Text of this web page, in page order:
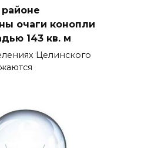
очаги конопли
143 кв. м
Целинского